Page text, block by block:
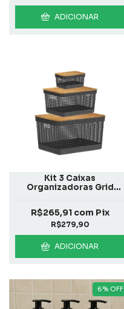
ADICIONAR
Kit 3 Caixas
Organizadoras Grid
R$279,90
R$265,91 com Pix
ADICIONAR
6% OFF